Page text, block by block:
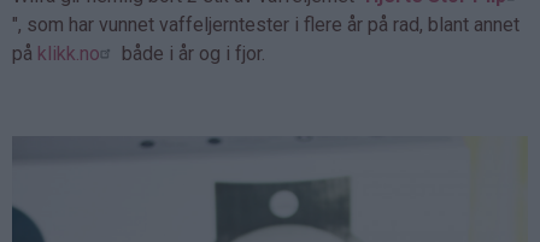
", som har vunnet vaffeljerntester i flere år på rad, blant annet
på klikk.no både i år og i fjor.